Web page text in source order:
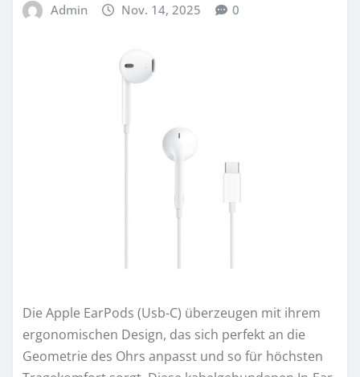
Admin Nov. 14, 2025 0
Die Apple EarPods (Usb-C) überzeugen mit ihrem
ergonomischen Design, das sich perfekt an die
Geometrie des Ohrs anpasst und so für höchsten